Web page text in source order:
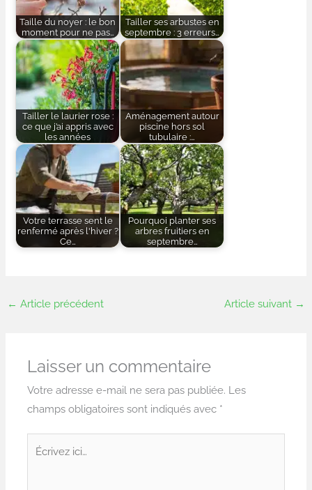
Taille du noyer : le bon
moment pour ne pas…
Tailler ses arbustes en
septembre : 3 erreurs…
Tailler le laurier rose :
ce que j’ai appris avec
les années
Aménagement autour
piscine hors sol
tubulaire :…
Votre terrasse sent le
renfermé après l'hiver ?
Ce…
Pourquoi planter ses
arbres fruitiers en
septembre…
← Article précédent Article suivant →
Laisser un commentaire
Votre adresse e-mail ne sera pas publiée. Les
champs obligatoires sont indiqués avec *